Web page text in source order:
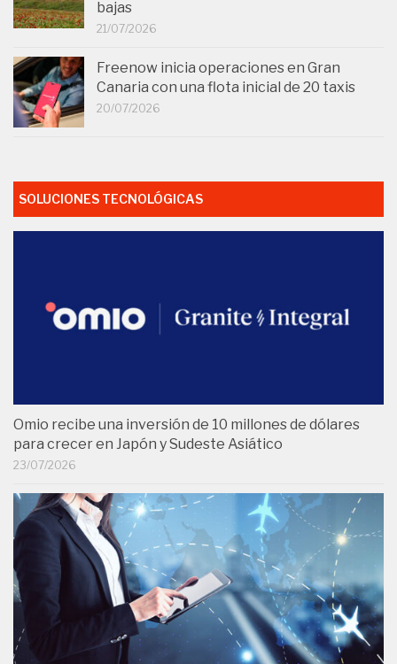
bajas
21/07/2026
Freenow inicia operaciones en Gran
Canaria con una flota inicial de 20 taxis
20/07/2026
SOLUCIONES TECNOLÓGICAS
Omio recibe una inversión de 10 millones de dólares
para crecer en Japón y Sudeste Asiático
23/07/2026